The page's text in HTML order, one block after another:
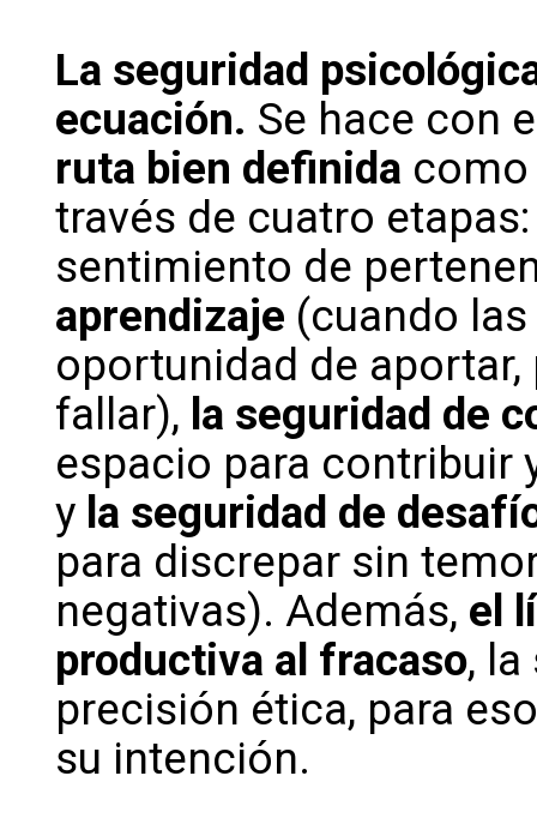
La seguridad
ecuación. Se hace con
ruta bien definida como
través de cuatro
sentimiento de
aprendizaje (cuando
oportunidad de
fallar), la seguridad de
espacio para contribuir
y la seguridad de
para discrepar sin
negativas). Además, el
productiva al fracaso,
precisión ética, para
su intención.